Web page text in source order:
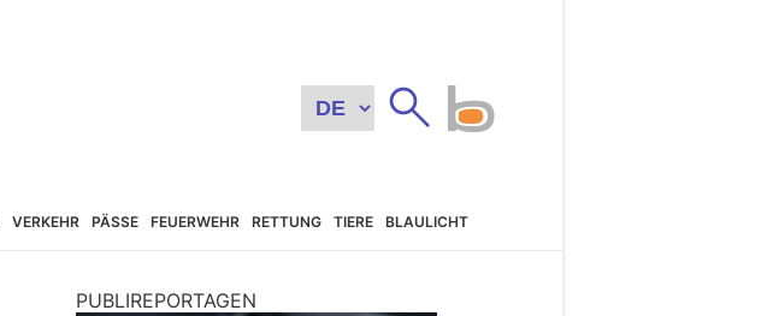
VERKEHR PÄSSE FEUERWEHR RETTUNG TIERE BLAULICHT
PUBLIREPORTAGEN